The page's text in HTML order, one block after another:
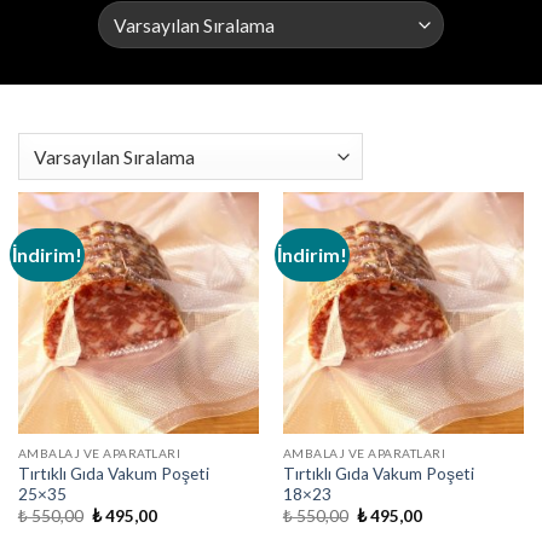
İndirim!
AMBALAJ VE APARATLARI
Tırtıklı Gıda Vakum Poşeti
25×35
₺550,00 Orijinal
₺495,00Şu
İndirim!
AMBALAJ VE APARATLARI
Tırtıklı Gıda Vakum Poşeti
18×23
₺550,00 Orijinal
₺495,00Şu